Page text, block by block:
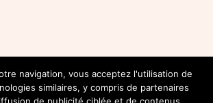
plusieurs
variations.
Les
DECOROYALEBLOG
navigation, vous acceptez l'utilisation de
similaires, y compris de partenaires